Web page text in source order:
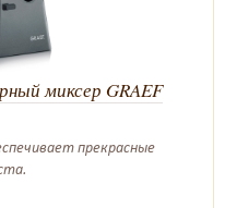
миксер GRAEF
прекрасные